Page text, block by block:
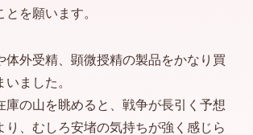
を願います。
体外受精、顕微授精の製品をかなり買
ました。
庫の山を眺めると、戦争が長引く予想
り、むしろ安堵の気持ちが強く感じら